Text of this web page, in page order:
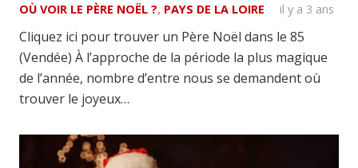
OÙ VOIR LE PÈRE NOËL ?, PAYS DE LA LOIRE il y a 3 ans
Cliquez ici pour trouver un Père Noël dans le 85
(Vendée) À l’approche de la période la plus magique
de l’année, nombre d’entre nous se demandent où
trouver le joyeux…